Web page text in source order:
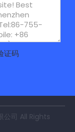
公司 All Rights